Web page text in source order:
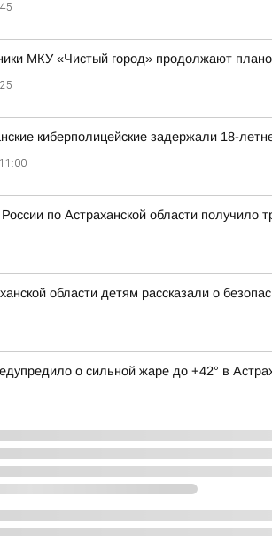
МКУ «Чистый город» продолжают
киберполицейские задержали 18-
11:00
по Астраханской области получило
области детям рассказали о
о сильной жаре до +42° в